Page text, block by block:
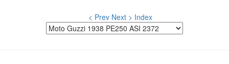
< Prev Next > Index